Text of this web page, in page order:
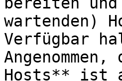
wartenden)
Verfügbar
Hosts** ist